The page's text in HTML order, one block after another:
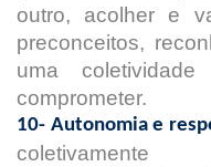
outro, acolher e
preconceitos,
uma
comprometer.
10- Autonomia e